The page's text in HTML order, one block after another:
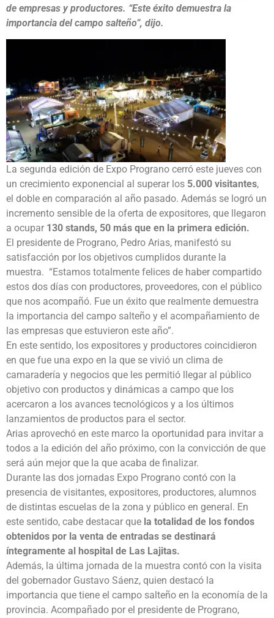
de empresas y productores. “Este éxito demuestra la
importancia del campo salteño”, dijo.
La segunda edición de Expo Prograno cerró este jueves con
un crecimiento exponencial al superar los 5.000 visitantes,
el doble en comparación al año pasado. Además se logró un
incremento sensible de la oferta de expositores, que llegaron
a ocupar 130 stands, 50 más que en la primera edición.
El presidente de Prograno, Pedro Arias, manifestó su
satisfacción por los objetivos cumplidos durante la
muestra. “Estamos totalmente felices de haber compartido
estos dos días con productores, proveedores, con el público
que nos acompañó. Fue un éxito que realmente demuestra
la importancia del campo salteño y el acompañamiento de
las empresas que estuvieron este año”.
En este sentido, los expositores y productores coincidieron
en que fue una expo en la que se vivió un clima de
camaradería y negocios que les permitió llegar al público
objetivo con productos y dinámicas a campo que los
acercaron a los avances tecnológicos y a los últimos
lanzamientos de productos para el sector.
Arias aprovechó en este marco la oportunidad para invitar a
todos a la edición del año próximo, con la convicción de que
será aún mejor que la que acaba de finalizar.
Durante las dos jornadas Expo Prograno contó con la
presencia de visitantes, expositores, productores, alumnos
de distintas escuelas de la zona y público en general. En
este sentido, cabe destacar que la totalidad de los fondos
obtenidos por la venta de entradas se destinará
íntegramente al hospital de Las Lajitas.
Además, la última jornada de la muestra contó con la visita
del gobernador Gustavo Sáenz, quien destacó la
importancia que tiene el campo salteño en la economía de la
provincia. Acompañado por el presidente de Prograno,